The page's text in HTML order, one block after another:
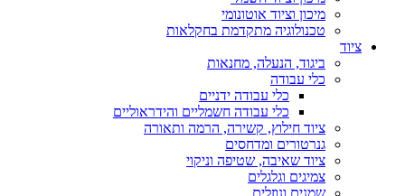
מיכון וציוד אוטונומי
טכנולוגיה מתקדמת בחקלאות
ציוד
ביגוד, הנעלה, מחנאות
כלי עבודה
כלי עבודה ידניים
כלי עבודה חשמליים והידראוליים
ציוד חילוץ, קשירה, הרמה ותאורה
גנרטורים ומדחסים
ציוד שאיבה, שטיפה וניקוי
צמיגים וגלגלים
שמנים ונוזלים